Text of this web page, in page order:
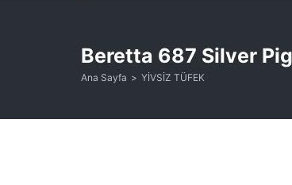
Beretta 687 Silver
Ana Sayfa YİVSİZ TÜFEK